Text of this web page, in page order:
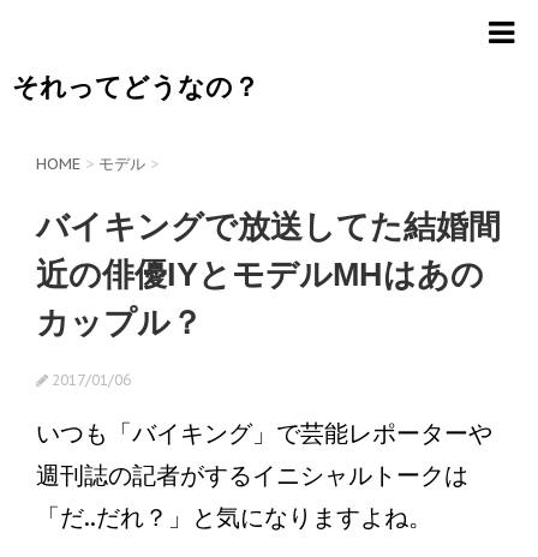
それってどうなの？
HOME > モデル >
バイキングで放送してた結婚間
近の俳優IYとモデルMHはあの
カップル？
2017/01/06
いつも「バイキング」で芸能レポーターや
週刊誌の記者がするイニシャルトークは
「だ..だれ？」と気になりますよね。